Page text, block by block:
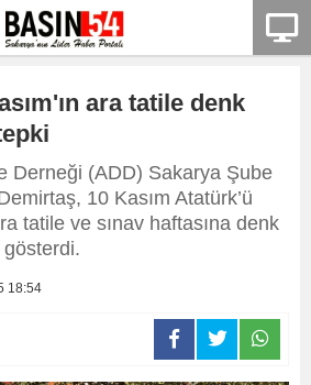
ara tatile denk
Derneği (ADD) Sakarya Şube
10 Kasım Atatürk’ü
tatile ve sınav haftasına denk
18:54